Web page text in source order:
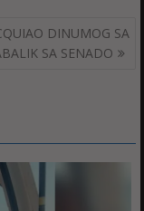
DINUMOG SA
SA SENADO